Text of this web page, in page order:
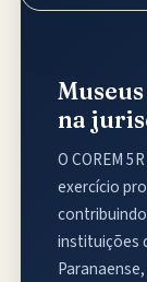
na
O COREM
exercício
instituições